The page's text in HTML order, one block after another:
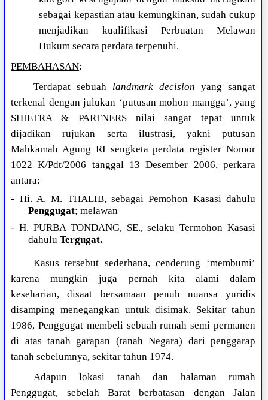
sebagai kepastian atau kemungkinan, sudah cukup
menjadikan kualifikasi Perbuatan Melawan
Hukum secara perdata terpenuhi.
PEMBAHASAN:
Terdapat sebuah landmark decision yang sangat
terkenal dengan julukan ‘putusan mohon mangga’, yang
SHIETRA & PARTNERS nilai sangat tepat untuk
dijadikan rujukan serta ilustrasi, yakni putusan
Mahkamah Agung RI sengketa perdata register Nomor
1022 K/Pdt/2006 tanggal 13 Desember 2006, perkara
antara:
- Hi. A. M. THALIB, sebagai Pemohon Kasasi dahulu
Penggugat; melawan
- H. PURBA TONDANG, SE., selaku Termohon Kasasi
dahulu Tergugat.
Kasus tersebut sederhana, cenderung ‘membumi’
karena mungkin juga pernah kita alami dalam
keseharian, disaat bersamaan penuh nuansa yuridis
disamping menegangkan untuk disimak. Sekitar tahun
1986, Penggugat membeli sebuah rumah semi permanen
di atas tanah garapan (tanah Negara) dari penggarap
tanah sebelumnya, sekitar tahun 1974.
Adapun lokasi tanah dan halaman rumah
Penggugat, sebelah Barat berbatasan dengan Jalan